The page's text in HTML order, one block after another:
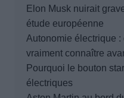
Elon Musk nuirait
étude européenne
Autonomie électrique :
vraiment connaître
Pourquoi le bouton
électriques